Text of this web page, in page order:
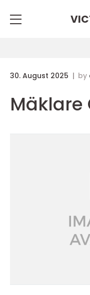
30. August 2025 by